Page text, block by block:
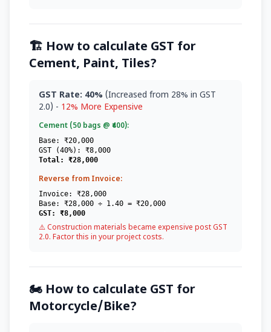
🏗️ How to calculate GST for
Cement, Paint, Tiles?
GST Rate: 40% (Increased from 28% in GST
2.0) - 12% More Expensive
Cement (50 bags @ ₹400):
Base: ₹20,000
GST (40%): ₹8,000
Total: ₹28,000
Reverse from Invoice:
Invoice: ₹28,000
Base: ₹28,000 ÷ 1.40 = ₹20,000
GST: ₹8,000
⚠️ Construction materials became expensive post GST
2.0. Factor this in your project costs.
🏍️ How to calculate GST for
Motorcycle/Bike?